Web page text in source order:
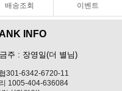
배송조회 이벤트
INFO
주 : 장영일(더 별님)
301-6342-6720-11
1005-404-636084